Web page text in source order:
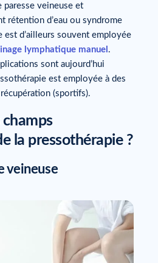
paresse veineuse et
rétention d’eau ou syndrome
est d’ailleurs souvent employée
lymphatique manuel .
sont aujourd’hui
est employée à des
(sportifs).
la pressothérapie ?
veineuse